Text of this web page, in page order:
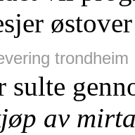
trondheim
sulte
av